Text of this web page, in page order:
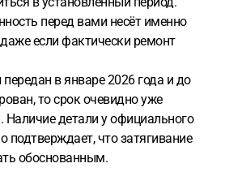
перед вами несёт именно
если фактически ремонт
в январе 2026 года и до
то срок очевидно уже
Наличие детали у официального
подтверждает, что затягивание
обоснованным.